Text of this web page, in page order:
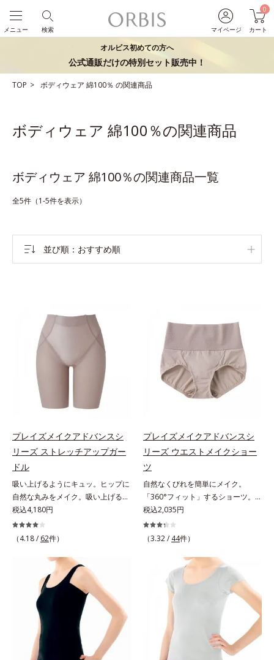
マイページ
0
カート
検索
メニュー
オルビス初めての方へ
公式通販だけの特別セット販売中！
TOP ボディウェア 綿100％ の関連商品
ボディウェア 綿100％の関連商品
ボディウェア 綿100％の関連商品一覧
全5件（1-5件を表示）
並び順 おすすめ順
プレイズメイクアドバンスシ
リーズ ストレッチアップガー
ドル
吸い上げるようにキュッ。ヒップに
自然な丸みをメイク。吸い上げるよ
うにリフトして、ヒップに丸みをメ
イク「大人世代のボディを美しく魅
せる」という発想の「プレイズメイ
チアップガードルは、吸い上げるよ
うにリフトしてヒップに自然な丸み
をメイクします。ぽっこりおなかは
すっきりキレイに解消。マチの肌側
は綿100％で1枚ばきOKです。
税込4,180円
（4.18 / 62件）
プレイズメイクアドバンスシ
リーズ ウエストメイクショー
ツ
自然なくびれを簡単にメイク。
「360°フィット」するショーツ。
フロント＆マチの肌側は綿100％素
材でここちいい「大人世代のボディ
を美しく魅せる」という発想の「プ
ズ」。ウエストメイクショーツは、
360°フィットして、自然なくびれ
を簡単にメイクします。ウエスト部
は吸いつくようにフィット。フロン
ト＆マチの肌側は、綿100％素材で
ここちよく快適です。
税込2,035円
（3.32 / 44件）